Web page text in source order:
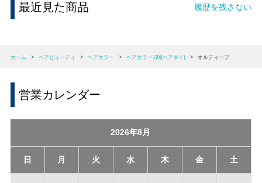
最近見た商品 履歴を残さない
ホーム > ヘアビューティ > ヘアカラー > ヘアカラー1剤(ヘアダイ) > オルディーブ
営業カレンダー
2026年8月
日 月 火 水 木 金 土